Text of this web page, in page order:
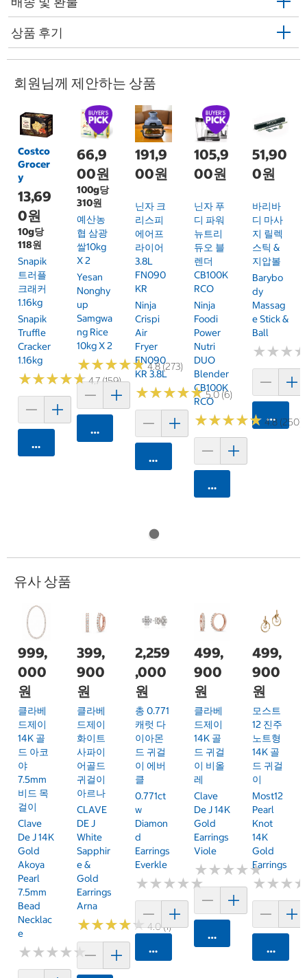
상품 후기
회원님께 제안하는 상품
Costco
Grocer
y
13,69
0원
10g당
118원
Snapik
트러플
크래커
1.16kg
Snapik
Truffle
Cracker
1.16kg
★★★★★
★★★★★4.7 (159)
카트에 담기
66,9
00원
100g당
310원
예산농
협 삼광
쌀10kg
X 2
Yesan
Nonghy
Up
Samgwa
Ng Rice
10kg X 2
★★★★★
★★★★★4.8 (273)
카트에 담기
191,9
00원
닌자 크
리스피
에어프
라이어
3.8L
FN090
KR
Ninja
Crispi
Air
Fryer
FN090
KR 3.8L
★★★★★
★★★★★5.0 (6)
카트에 담기
105,9
00원
닌자 푸
디 파워
뉴트리
듀오 블
렌더
CB100K
RCO
Ninja
Foodi
Power
Nutri
DUO
Blender
CB100K
RCO
★★★★★
★★★★★ 4.8 (250)
카트에 담기
51,90
0원
바리바
디 마사
지 릴렉
스틱 &
지압볼
Barybo
Dy
Massag
E Stick &
Ball
★★★
★★★
카트에
유사 상품
999,
000
원
클라베
드제이
14K 골
드 아코
야
7.5mm
비드 목
걸이
Clave
De J 14K
Gold
Akoya
Pearl
7.5mm
Bead
Necklac
E
★★★★★
★★★★★
399,
900
원
클라베
드제이
화이트
사파이
어골드
귀걸이
아르나
CLAVE
DE J
White
Sapphir
E &
Gold
Earrings
Arna
★★★★★
★★★★★4.0 (1)
2,259
,000
원
총 0.771
캐럿 다
이아몬
드 귀걸
이 에버
클
0.771ct
W
Diamon
D
Earrings
Everkle
★★★★★
★★★★★
카트에 담기
499,
900
원
클라베
드제이
14K 골
드 귀걸
이 비올
레
Clave
De J 14K
Gold
Earrings
Viole
★★★★★
★★★★★
카트에 담기
499,
900
원
모스트
12 진주
노트형
14K 골
드 귀걸
이
Most12
Pearl
Knot
14K
Gold
Earrings
★★★
★★★
카트에